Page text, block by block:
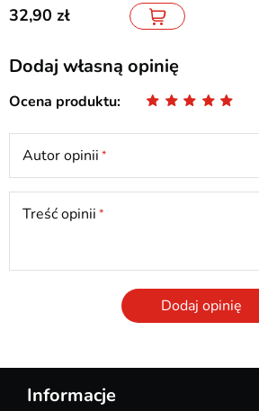
32,90
Dodaj własną opinię
Ocena produktu
Autor opinii
Treść opinii
Dodaj opinię
Informacje